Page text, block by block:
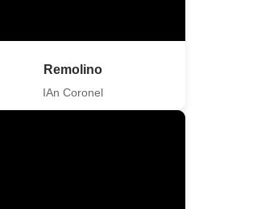
Remolino
IAn Coronel